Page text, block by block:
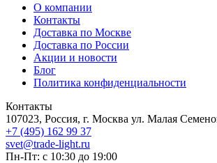
О компании
Контакты
Доставка по Москве
Доставка по России
Акции и новости
Блог
Политика конфиденциальности
Контакты
107023, Россия, г. Москва ул. Малая
+7 (495) 162 99 37
svet@trade-light.ru
Пн-Пт: с 10:30 до 19:00